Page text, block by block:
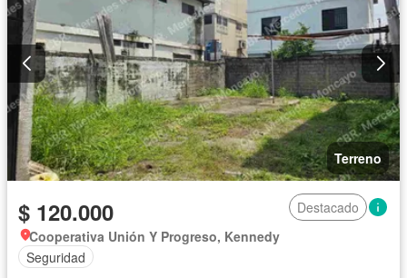
Terreno
$ 120.000
Destacado
Cooperativa Unión Y Progreso, Kennedy
Seguridad